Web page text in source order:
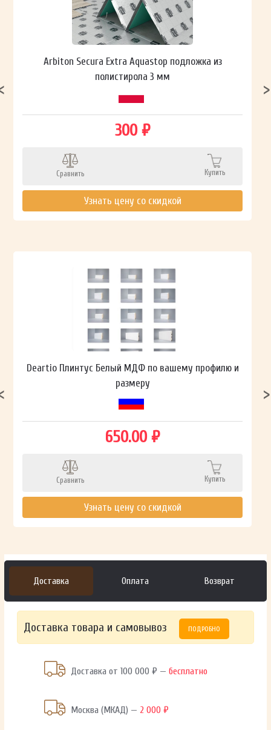
Arbiton Secura Extra Aquastop подложка из
полистирола 3 мм
300 ₽
Сравнить Купить
Узнать цену со скидкой
Deartio Плинтус Белый МДФ по вашему профилю и
размеру
650.00 ₽
Сравнить Купить
Узнать цену со скидкой
Доставка Оплата Возврат
Доставка товара и самовывоз ПОДРОБНО
Доставка от 100 000 ₽ —бесплатно
Москва (МКАД) — 2 000 ₽